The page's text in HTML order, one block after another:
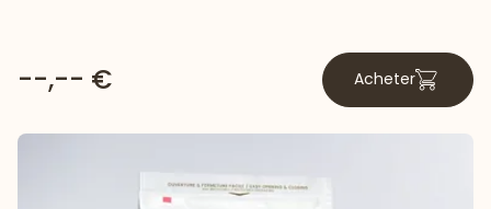
--,-- € Acheter